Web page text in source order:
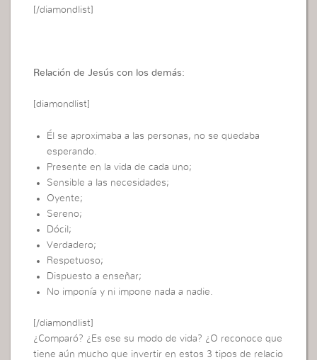
[/diamondlist]
Relación de Jesús con los demás:
[diamondlist]
Él se aproximaba a las personas, no se quedaba
esperando.
Presente en la vida de cada uno;
Sensible a las necesidades;
Oyente;
Sereno;
Dócil;
Verdadero;
Respetuoso;
Dispuesto a enseñar;
No imponía y ni impone nada a nadie.
[/diamondlist]
¿Comparó? ¿Es ese su modo de vida? ¿O reconoce que
tiene aún mucho que invertir en estos 3 tipos de relacio